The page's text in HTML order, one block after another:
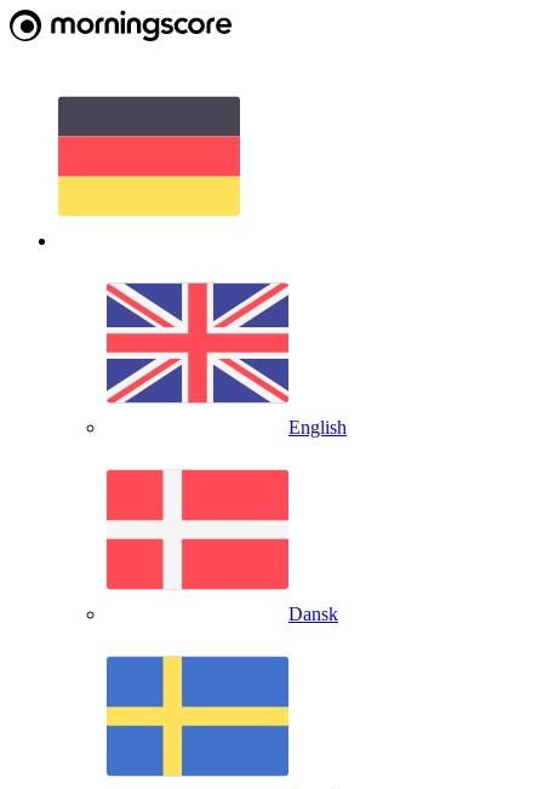
English
Dansk